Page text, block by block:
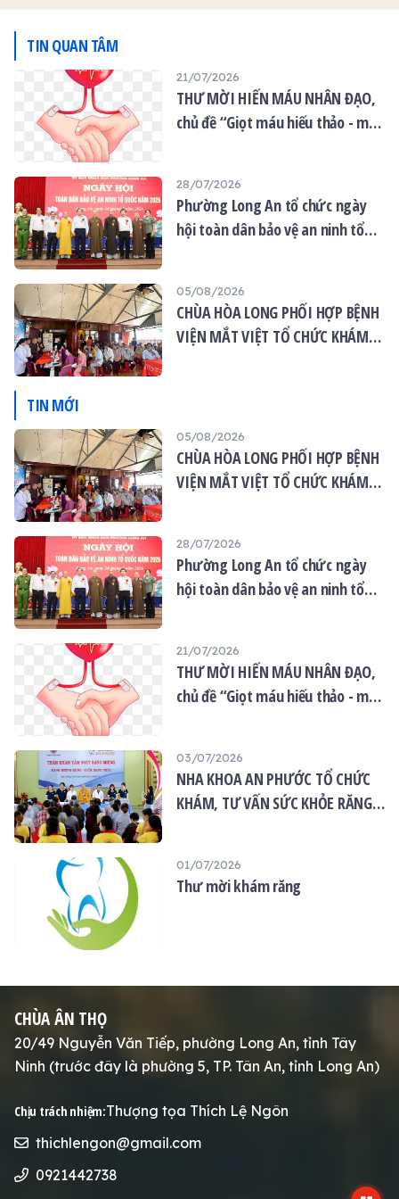
người hiến máu thành
công, thu được 379 đơn vị
máu, kịp thời bổ sung cho
TIN QUAN TÂM
21/07/2026
THƯ MỜI HIẾN MÁU NHÂN ĐẠO,
chủ đề “Giọt máu hiếu thảo - mùa
28/07/2026
Phường Long An tổ chức ngày
hội toàn dân bảo vệ an ninh tổ
05/08/2026
CHÙA HÒA LONG PHỐI HỢP BỆNH
VIỆN MẮT VIỆT TỔ CHỨC KHÁM
TIN MỚI
05/08/2026
CHÙA HÒA LONG PHỐI HỢP BỆNH
VIỆN MẮT VIỆT TỔ CHỨC KHÁM
28/07/2026
Phường Long An tổ chức ngày
hội toàn dân bảo vệ an ninh tổ
21/07/2026
THƯ MỜI HIẾN MÁU NHÂN ĐẠO,
chủ đề “Giọt máu hiếu thảo - mùa
03/07/2026
NHA KHOA AN PHƯỚC TỔ CHỨC
KHÁM, TƯ VẤN SỨC KHỎE RĂNG
01/07/2026
Thư mời khám răng
CHÙA ÂN THỌ
20/49 Nguyễn Văn Tiếp, phường Long An, tỉnh Tây
Ninh (trước đây là phường 5, TP. Tân An, tỉnh Long An)
Chịu trách nhiệm:Thượng tọa Thích Lệ Ngôn
thichlengon@gmail.com
0921442738